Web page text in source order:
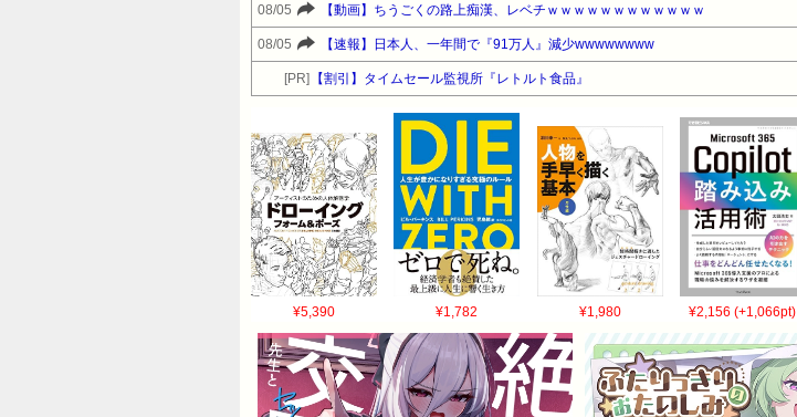
08/05 【動画】ちうごくの路上痴漢、レベチｗｗｗｗｗｗｗｗｗｗｗｗ
08/05 【速報】日本人、一年間で『91万人』減少wwwwwwww
[PR] 【割引】タイムセール監視所『レトルト食品』
¥5,390 ¥1,782 ¥1,980 ¥2,156 (+1,066pt)